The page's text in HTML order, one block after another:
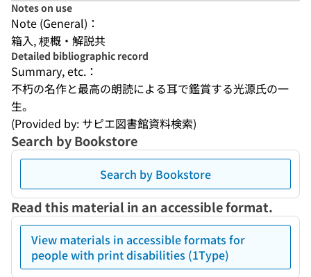
Notes on use
Note (General)：
箱入, 梗概・解説共
Detailed bibliographic record
Summary, etc.：
不朽の名作と最高の朗読による耳で鑑賞する光源氏の一
生。
(Provided by: サピエ図書館資料検索)
Search by Bookstore
Search by Bookstore
Read this material in an accessible format.
View materials in accessible formats for
people with print disabilities (1Type)